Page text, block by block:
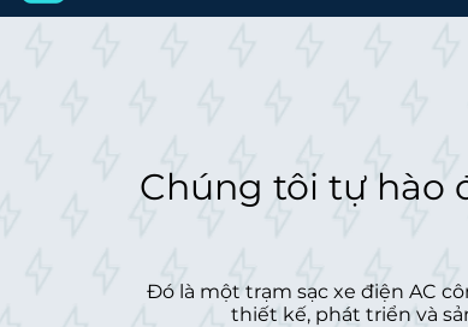
Chúng tôi tự hào
Đó là một trạm sạc xe điện AC
thiết kế, phát triển và